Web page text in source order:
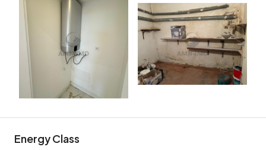
Energy Class